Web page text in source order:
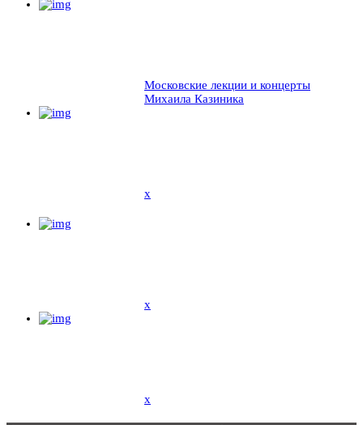
Московские лекции и концерты
Михаила Казиника
x
x
x